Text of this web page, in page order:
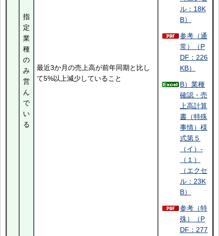
指
定
業
種
の
み
営
ん
で
い
る
最近3か月の売上高が前年同期と比し
て5%以上減少していること
ル：18K
B）
参考（通
常）（P
DF：226
KB）
B）業種
確認・売
上高計算
書（特殊
事情）様
式第５
（イ）-
（１）
（エクセ
ル：23K
B）
参考（特
殊）（P
DF：277